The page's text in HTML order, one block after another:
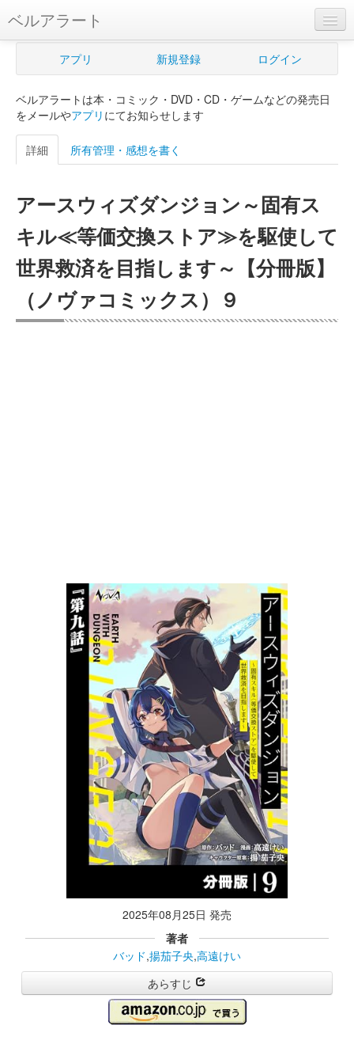
ベルアラート
ベルアラートとは
新規登録
ログイン
購入管理
Myシェルフ
プレミアム
アプリ 新規登録 ログイン
ベルアラートは本・コミック・DVD・CD・ゲームなどの発売日
をメールやアプリ にてお知らせします
詳細 所有管理・感想を書く
アースウィズダンジョン～固有ス
キル≪等価交換ストア≫を駆使して
世界救済を目指します～【分冊版】
（ノヴァコミックス）９
2025年08月25日 発売
著者
バッド,揚茄子央,高遠けい
あらすじ